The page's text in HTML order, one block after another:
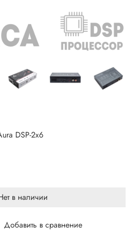
Добавить в сравнение
DSP-2x6
в наличии